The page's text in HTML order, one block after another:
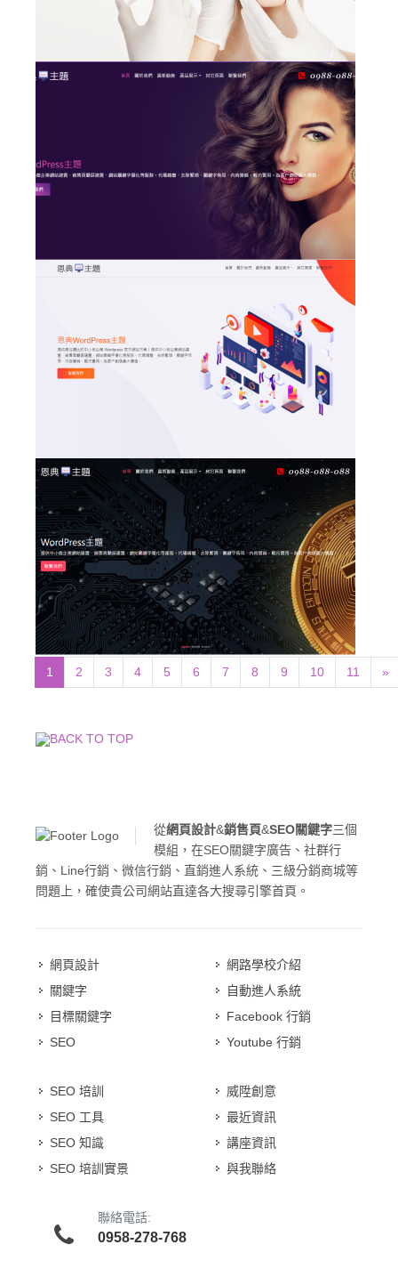
1 2 3 4 5 6 7 8 9 10 11 »
BACK TO TOP
從網頁設計&銷售頁&SEO關鍵字三個
模組，在SEO關鍵字廣告、社群行
銷、Line行銷、微信行銷、直銷進人系統、三級分銷商城等
問題上，確使貴公司網站直達各大搜尋引擎首頁。
網頁設計
關鍵字
目標關鍵字
SEO
網路學校介紹
自動進人系統
Facebook 行銷
Youtube 行銷
SEO 培訓
SEO 工具
SEO 知識
SEO 培訓實景
威陞創意
最近資訊
講座資訊
與我聯絡
聯絡電話:
0958-278-768